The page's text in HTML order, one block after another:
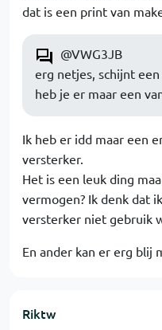
dat is een print van
@VWG3JB
erg netjes, schijnt
heb je er maar een
Ik heb er idd maar een
versterker.
Het is een leuk ding
vermogen? Ik denk dat
versterker niet gebruik
En ander kan er erg blij
Riktw